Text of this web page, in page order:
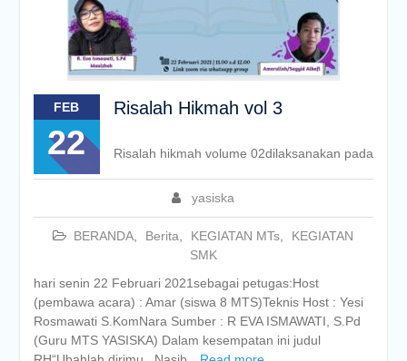
FEB
22
Risalah Hikmah vol 3
yasiska
BERANDA Berita KEGIATAN MTs
KEGIATAN
SMK
Risalah hikmah volume 02dilaksanakan pada
hari senin 22 Februari 2021sebagai petugas:Host
(pembawa acara) : Amar (siswa 8 MTS)Teknis Host : Yesi
Rosmawati S.KomNara Sumber : R EVA ISMAWATI, S.Pd
(Guru MTS YASISKA) Dalam kesempatan ini judul